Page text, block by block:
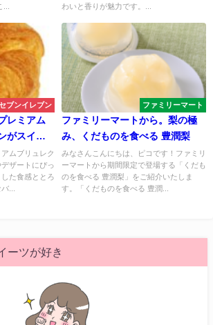
わいと香りが魅力です。...
ブンイレブン
レミアム
がスイー
ムブリュレク
ザートにぴっ
た食感ととろ
...
ファミリーマート
ファミリーマートから。梨の極
み、くだものを食べる 豊潤梨
みなさんこんにちは、ピコです！ファミリ
ーマートから期間限定で登場する「くだも
のを食べる 豊潤梨」をご紹介いたしま
す。「くだものを食べる 豊潤...
ーツが好き